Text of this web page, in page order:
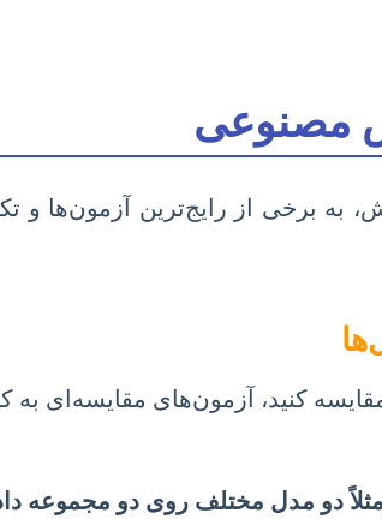
برخی از رایج‌ترین آزمون‌ها و
کنید، آزمون‌های مقایسه‌ای به
دو مدل مختلف روی دو مجموعه